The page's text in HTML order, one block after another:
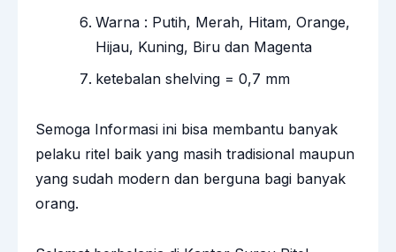
Warna : Putih, Merah, Hitam, Orange,
Hijau, Kuning, Biru dan Magenta
ketebalan shelving = 0,7 mm
Semoga Informasi ini bisa membantu banyak
pelaku ritel baik yang masih tradisional maupun
yang sudah modern dan berguna bagi banyak
orang.